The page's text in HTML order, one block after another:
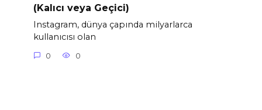
(Kalıcı veya Geçici)
Instagram, dünya çapında milyarlarca
kullanıcısı olan
0 0